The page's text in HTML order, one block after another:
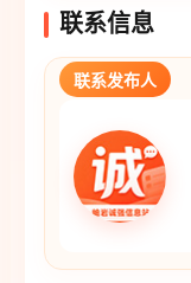
联系信息
联系发布人